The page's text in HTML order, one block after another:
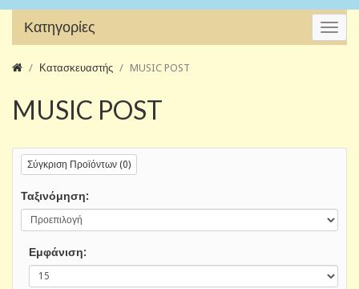
Κατηγορίες
Κατασκευαστής MUSIC POST
MUSIC POST
Σύγκριση Προϊόντων (0)
Ταξινόμηση:
Εμφάνιση: